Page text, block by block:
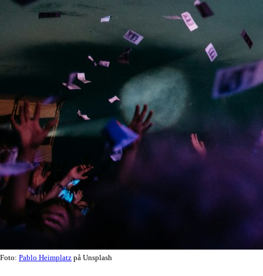
Foto: Pablo Heimplatz på Unsplash